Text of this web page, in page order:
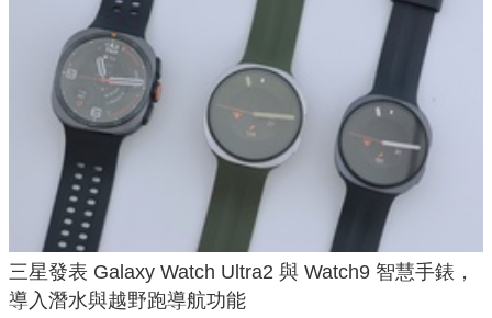
三星發表 Galaxy Watch Ultra2 與 Watch9 智慧手錶，
導入潛水與越野跑導航功能